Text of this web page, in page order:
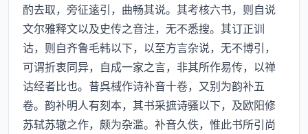
酌去取，旁征逺引，曲畅其说。其考核六书，则自说
文尔雅释文以及史传之音注，无不悉搜。其订正训
诂，则自齐鲁毛韩以下，以至方言杂说，无不博引，
可谓折衷同异，自成一家之言，非其所作易传，以禅
诂经者比也。昔呉棫作诗补音十卷，又别为韵补五
卷。韵补明人有刻本，其书采摭诗骚以下，及欧阳修
苏轼苏辙之作，颇为杂滥。补音久佚，惟此书所引尚